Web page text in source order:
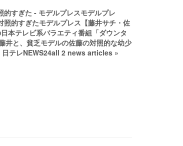
的すぎた - モデルプレスモデルプレ
照的すぎたモデルプレス【藤井サチ・佐
本テレビ系バラエティ番組「ダウンタ
井と、貧乏モデルの佐藤の対照的な幼少
日テレNEWS24all 2 news articles »